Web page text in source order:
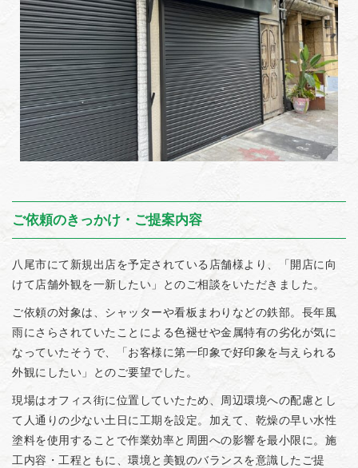
ご依頼のきっかけ・ご提案内容
八尾市にて新規出店を予定されている店舗様より、「開店に向
けて店舗外観を一新したい」とのご相談をいただきました。
ご依頼の対象は、シャッターや看板まわりなどの鉄部。長年風
雨にさらされていたことによる色褪せや金属特有の劣化が気に
なっていたそうで、「お客様に第一印象で好印象を与えられる
外観にしたい」とのご要望でした。
現場はオフィス街に位置していたため、周辺環境への配慮とし
て人通りの少ない土日に工期を設定。加えて、乾燥の早い水性
塗料を使用することで作業効率と周囲への影響を最小限に。施
工内容・工程ともに、環境と美観のバランスを意識したご提